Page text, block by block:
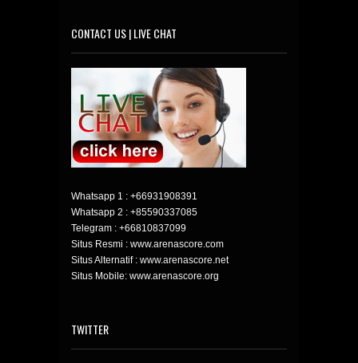
CONTACT US | LIVE CHAT
Whatsapp 1 : +66931908391
Whatsapp 2 : +85590337085
Telegram : +66810837099
Situs Resmi : www.arenascore.com
Situs Alternatif : www.arenascore.net
Situs Mobile: www.arenascore.org
TWITTER